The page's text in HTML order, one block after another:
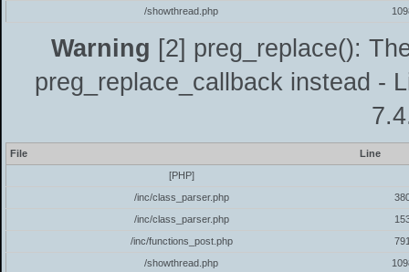
/showthread.php
Warning [2] preg_replace():
preg_replace_callback instead -
File
Line
[PHP]
/inc/class_parser.php
/inc/class_parser.php
/inc/functions_post.php
/showthread.php